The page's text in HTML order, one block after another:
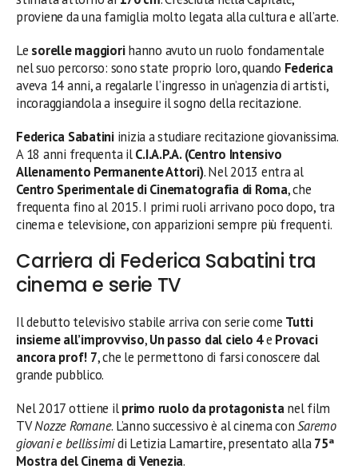
proviene da una famiglia molto legata alla cultura e all’arte.
Le sorelle maggiorihanno avuto un ruolo fondamentale
nel suo percorso: sono state proprio loro, quando Federica
aveva 14 anni, a regalarle l’ingresso in un’agenzia di artisti,
incoraggiandola a inseguire il sogno della recitazione.
Federica Sabatiniinizia a studiare recitazione giovanissima.
A 18 anni frequenta ilC.I.A.P.A. (Centro Intensivo
Allenamento Permanente Attori). Nel 2013 entra al
Centro Sperimentale di Cinematografia di Roma, che
frequenta fino al 2015. I primi ruoli arrivano poco dopo, tra
cinema e televisione, con apparizioni sempre più frequenti.
Carriera di Federica Sabatini tra
cinema e serie TV
Il debutto televisivo stabile arriva con serie come Tutti
insieme all’improvviso,Un passo dal cielo 4e Provaci
ancora prof! 7, che le permettono di farsi conoscere dal
grande pubblico.
Nel 2017 ottiene ilprimo ruolo da protagonistanel film
TVNozze Romane. L’anno successivo è al cinema conSaremo
giovani e bellissimidi Letizia Lamartire, presentato alla75ª
Mostra del Cinema di Venezia.